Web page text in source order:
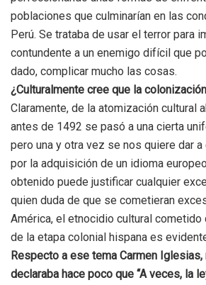
poblaciones que culminarían en las
Perú. Se trataba de usar el terror para
contundente a un enemigo difícil que
dado, complicar mucho las cosas.
¿Culturalmente cree que la
Claramente, de la atomización cultural
antes de 1492 se pasó a una cierta
pero una y otra vez se nos quiere dar
por la adquisición de un idioma
obtenido puede justificar cualquier
quien duda de que se cometieran
América, el etnocidio cultural cometido
de la etapa colonial hispana es
Respecto a ese tema Carmen Iglesias,
declaraba hace poco que “A veces, la